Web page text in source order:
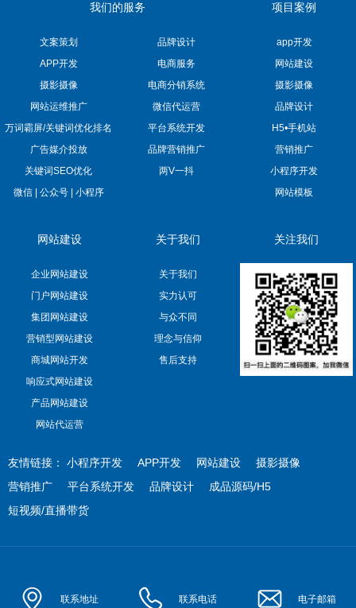
我们的服务
文案策划
品牌设计
APP开发
电商服务
摄影摄像
电商分销系统
网站运维推广
微信代运营
万词霸屏/关键词优化排名
平台系统开发
广告媒介投放
品牌营销推广
关键词SEO优化
两V一抖
微信 | 公众号 | 小程序
项目案例
app开发
网站建设
摄影摄像
品牌设计
H5•手机站
营销推广
小程序开发
网站模板
网站建设
企业网站建设
门户网站建设
集团网站建设
营销型网站建设
商城网站开发
响应式网站建设
产品网站建设
网站代运营
关于我们
关于我们
实力认可
与众不同
理念与信仰
售后支持
关注我们
友情链接： 小程序开发 APP开发 网站建设
摄影摄像
营销推广
平台系统开发 品牌设计
成品源码/H5
短视频/直播带货
联系地址 联系电话 电子邮箱